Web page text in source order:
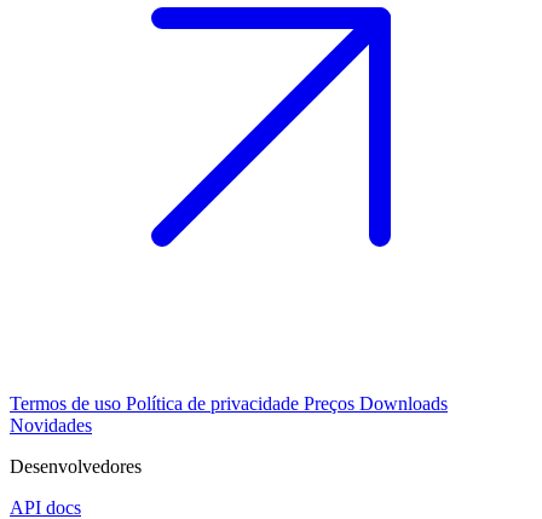
Termos de uso Política de privacidade Preços Downloads
Novidades
Desenvolvedores
API docs